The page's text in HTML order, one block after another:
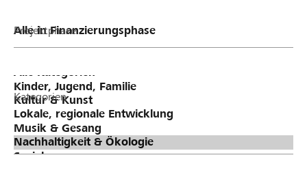
Projektphase
Kategorien